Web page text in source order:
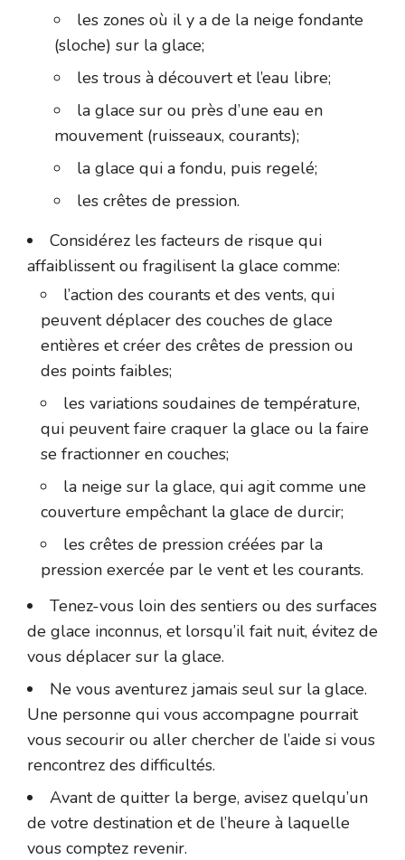
les zones où il y a de la neige fondante
(sloche) sur la glace;
les trous à découvert et l’eau libre;
la glace sur ou près d’une eau en
mouvement (ruisseaux, courants);
la glace qui a fondu, puis regelé;
les crêtes de pression.
Considérez les facteurs de risque qui
affaiblissent ou fragilisent la glace comme:
l’action des courants et des vents, qui
peuvent déplacer des couches de glace
entières et créer des crêtes de pression ou
des points faibles;
les variations soudaines de température,
qui peuvent faire craquer la glace ou la faire
se fractionner en couches;
la neige sur la glace, qui agit comme une
couverture empêchant la glace de durcir;
les crêtes de pression créées par la
pression exercée par le vent et les courants.
Tenez-vous loin des sentiers ou des surfaces
de glace inconnus, et lorsqu’il fait nuit, évitez de
vous déplacer sur la glace.
Ne vous aventurez jamais seul sur la glace.
Une personne qui vous accompagne pourrait
vous secourir ou aller chercher de l’aide si vous
rencontrez des difficultés.
Avant de quitter la berge, avisez quelqu’un
de votre destination et de l’heure à laquelle
vous comptez revenir.